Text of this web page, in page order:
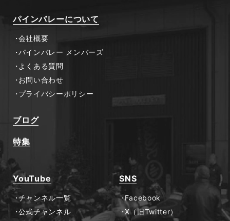
パインバレーについて
会社概要
パインバレー メンバーズ
よくある質問
お問い合わせ
プライバシーポリシー
ブログ
特集
YouTube
チャンネル一覧
公式チャンネル
SNS
Facebook
X（旧Twitter）